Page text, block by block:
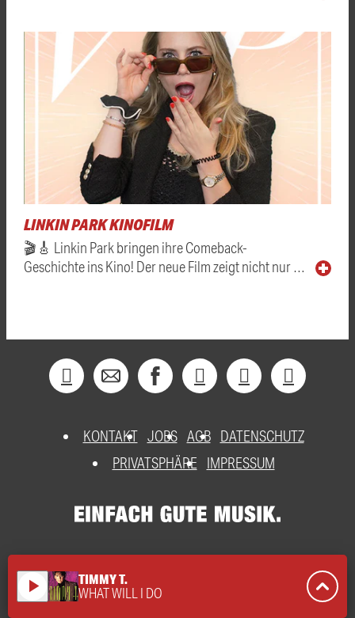
LINKIN PARK KINOFILM
🎬🎸 Linkin Park bringen ihre Comeback-
Geschichte ins Kino! Der neue Film zeigt nicht nur …
KONTAKT JOBS AGB DATENSCHUTZ
PRIVATSPHÄRE
IMPRESSUM
play_arrow TIMMY T.
WHAT WILL I DO